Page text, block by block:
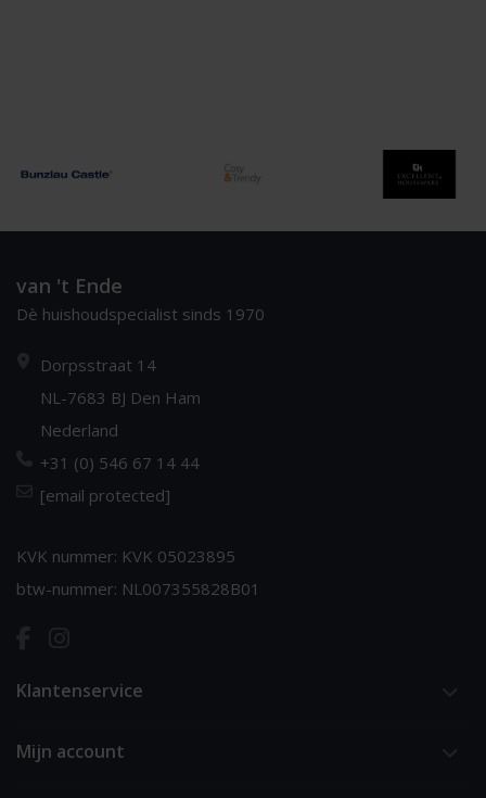
van 't Ende
Dè huishoudspecialist sinds 1970
Dorpsstraat 14
NL-7683 BJ Den Ham
Nederland
+31 (0) 546 67 14 44
[email protected]
KVK nummer: KVK 05023895
btw-nummer: NL007355828B01
Klantenservice
Mijn account